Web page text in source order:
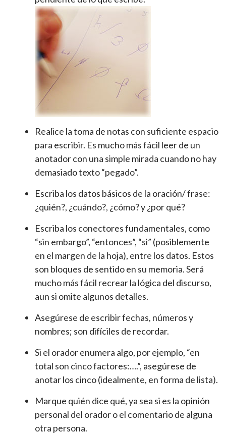
Realice la toma de notas con suficiente espacio
para escribir. Es mucho más fácil leer de un
anotador con una simple mirada cuando no hay
demasiado texto “pegado”.
Escriba los datos básicos de la oración/ frase:
¿quién?, ¿cuándo?, ¿cómo? y ¿por qué?
Escriba los conectores fundamentales, como
“sin embargo”, “entonces”, “si” (posiblemente
en el margen de la hoja), entre los datos. Estos
son bloques de sentido en su memoria. Será
mucho más fácil recrear la lógica del discurso,
aun si omite algunos detalles.
Asegúrese de escribir fechas, números y
nombres; son difíciles de recordar.
Si el orador enumera algo, por ejemplo, “en
total son cinco factores:….”, asegúrese de
anotar los cinco (idealmente, en forma de lista).
Marque quién dice qué, ya sea si es la opinión
personal del orador o el comentario de alguna
otra persona.